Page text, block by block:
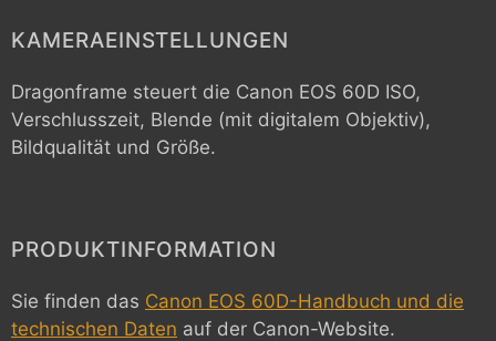
KAMERAEINSTELLUNGEN
Dragonframe steuert die Canon EOS 60D ISO,
Verschlusszeit, Blende (mit digitalem Objektiv),
Bildqualität und Größe.
PRODUKTINFORMATION
Sie finden das Canon EOS 60D-Handbuch und die
technischen Daten auf der Canon-Website.